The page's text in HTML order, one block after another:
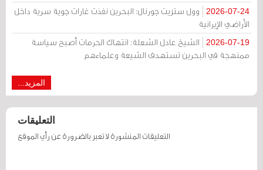
2026-07-24
وول ستريت جورنال: البحرين نفذت غارات جوية سرية داخل
الأراضي الإيرانية
2026-07-19
الشيخ عادل الشعلة: انتهاك الحرمات أصبح سياسة
ممنهجة في البحرين تستهدف الشيعة وعلماءهم
المزيد...
التعليقات
التعليقات المنشورة لا تعبر بالضرورة عن رأي الموقع